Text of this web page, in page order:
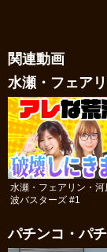
関連動画
水瀬・フェア
水瀬・フェアリン・河
波バスターズ #1
パチンコ・パ